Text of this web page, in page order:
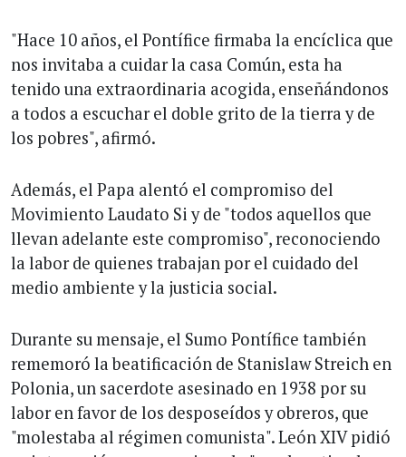
"Hace 10 años, el Pontífice firmaba la encíclica que
nos invitaba a cuidar la casa Común, esta ha
tenido una extraordinaria acogida, enseñándonos
a todos a escuchar el doble grito de la tierra y de
los pobres", afirmó.
Además, el Papa alentó el compromiso del
Movimiento Laudato Si y de "todos aquellos que
llevan adelante este compromiso", reconociendo
la labor de quienes trabajan por el cuidado del
medio ambiente y la justicia social.
Durante su mensaje, el Sumo Pontífice también
rememoró la beatificación de Stanislaw Streich en
Polonia, un sacerdote asesinado en 1938 por su
labor en favor de los desposeídos y obreros, que
"molestaba al régimen comunista". León XIV pidió